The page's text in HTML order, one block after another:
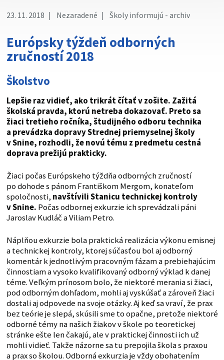
23. 11. 2018 Nezaradené Školy informujú - archiv
Európsky týždeň odborných
zručností 2018
Školstvo
Lepšie raz vidieť, ako trikrát čítať v zošite. Zažitá
školská pravda, ktorú netreba dokazovať. Preto sa
žiaci tretieho ročníka, študijného odboru technika
a prevádzka dopravy Strednej priemyselnej školy
v Snine, rozhodli, že novú tému z predmetu cestná
doprava prežijú prakticky.
Žiaci počas Európskeho týždňa odborných zručností
po dohode s pánom Františkom Mergom, konateľom
spoločnosti, navštívili Stanicu technickej kontroly
v Snine. Počas odbornej exkurzie ich sprevádzali páni
Jaroslav Kudláč a Viliam Petro.
Náplňou exkurzie bola praktická realizácia výkonu emisnej
a technickej kontroly, ktorej súčasťou bol aj odborný
komentár k jednotlivým pracovným fázam a prebiehajúcim
činnostiam a vysoko kvalifikovaný odborný výklad k danej
téme. Veľkým prínosom bolo, že niektoré merania si žiaci,
pod odborným dohľadom, mohli aj vyskúšať a zároveň žiaci
dostali aj odpovede na svoje otázky. Aj keď sa vraví, že prax
bez teórie je slepá, skúsili sme to opačne, pretože niektoré
odborné témy na našich žiakov v škole po teoretickej
stránke ešte len čakajú, ale v praktickej činnosti ich už
mohli vidieť. Takže názorne sa tu prepojila škola s praxou
a prax so školou. Odborná exkurzia je vždy obohatením